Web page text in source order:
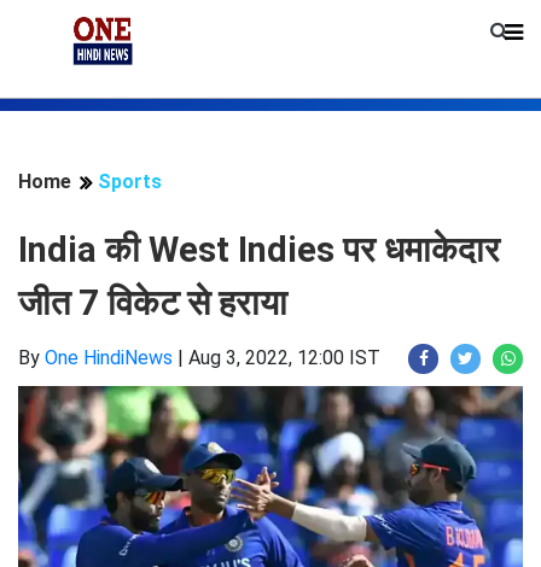
Home Sports
India की West Indies पर धमाकेदार
जीत 7 विकेट से हराया
By One HindiNews | Aug 3, 2022, 12:00 IST